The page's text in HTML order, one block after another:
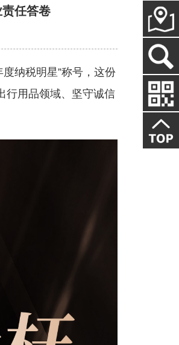
任答卷
纳税明星”称号，这份
行用品领域、坚守诚信